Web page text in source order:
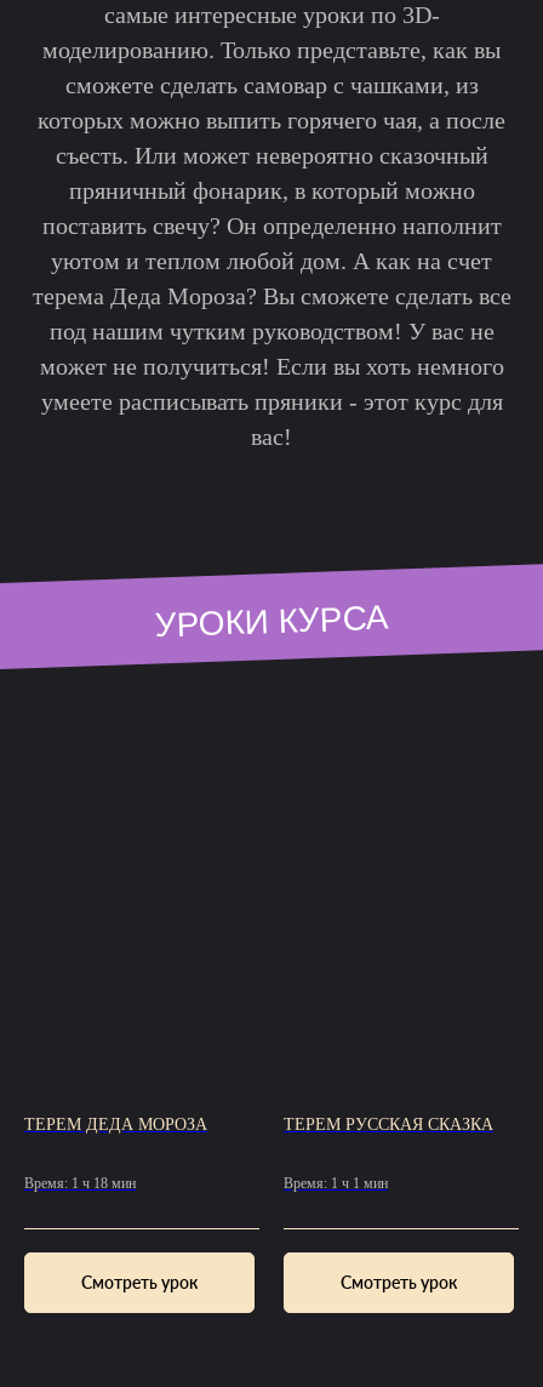
самые интересные уроки по 3D-
моделированию. Только представьте, как вы
сможете сделать самовар с чашками, из
которых можно выпить горячего чая, а после
съесть. Или может невероятно сказочный
пряничный фонарик, в который можно
поставить свечу? Он определенно наполнит
уютом и теплом любой дом. А как на счет
терема Деда Мороза? Вы сможете сделать все
под нашим чутким руководством! У вас не
может не получиться! Если вы хоть немного
умеете расписывать пряники - этот курс для
вас!
УРОКИ КУРСА
ТЕРЕМ ДЕДА МОРОЗА
Время: 1 ч 18 мин
Смотреть урок
ТЕРЕМ РУССКАЯ СКАЗКА
Время: 1 ч 1 мин
Смотреть урок